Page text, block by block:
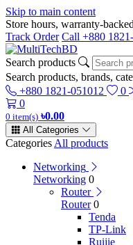
Skip to main content
Store hours, warranty-
Track Order Call +880
Search products
Search products, brands,
+880 1821-051012 0
0
0 item(s) ৳0.00
All Categories
Categories All products
Networking
Networking 0
Router
Router 0
Tenda
TP-Link
Ruijie